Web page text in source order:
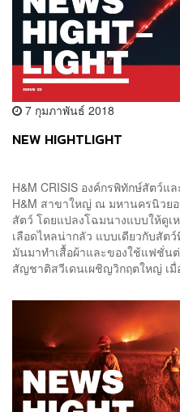
7 กุมภาพันธ์ 2018
NEW HIGHTLIGHT
H&M CRISIS องค์กรพิทักษ์สัตว์
H&M สาขาใหญ่ ณ มหานครนิวย
สัตว์ โดยแปลงโฉมนางแบบให้ดูเ
เลือดไหลน่ากลัว แบบเดียวกับสัต
มันมาทำเสื้อผ้าและของใช้แฟชั่
สัญชาติสวีเดนเผชิญวิกฤตใหญ่ เมื่